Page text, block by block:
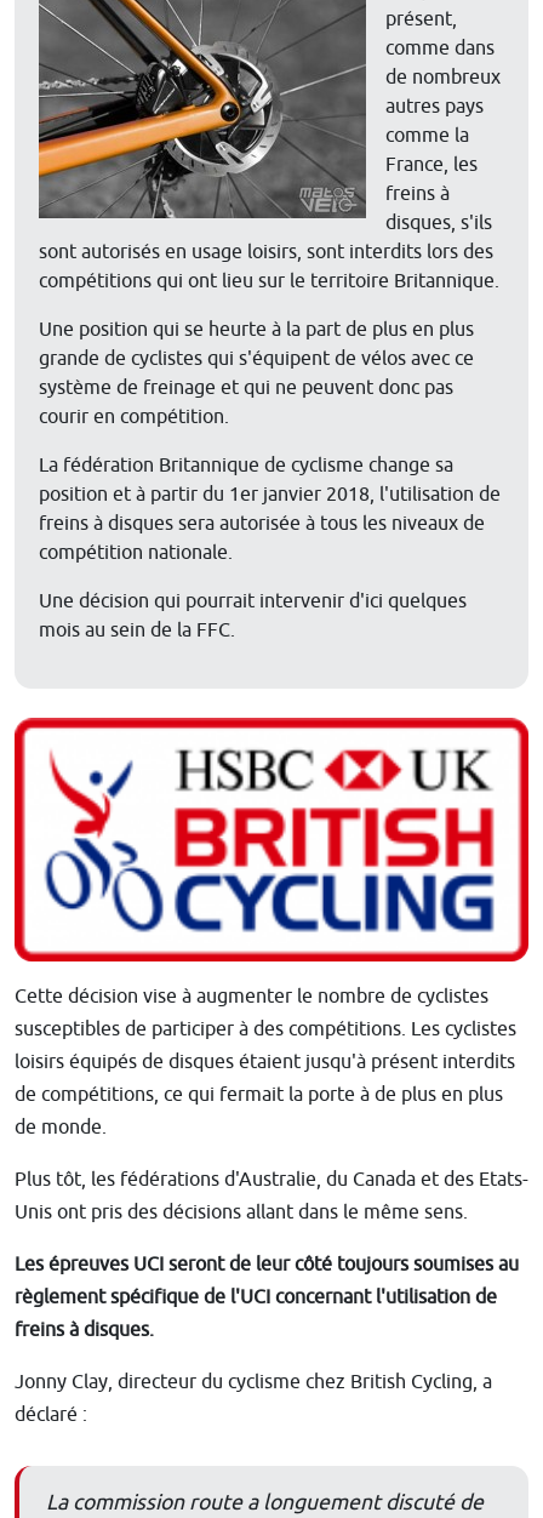
présent,
comme dans
de nombreux
autres pays
comme la
France, les
freins à
disques, s'ils
sont autorisés en usage loisirs, sont interdits lors des
compétitions qui ont lieu sur le territoire Britannique.
Une position qui se heurte à la part de plus en plus
grande de cyclistes qui s'équipent de vélos avec ce
système de freinage et qui ne peuvent donc pas
courir en compétition.
La fédération Britannique de cyclisme change sa
position et à partir du 1er janvier 2018, l'utilisation de
freins à disques sera autorisée à tous les niveaux de
compétition nationale.
Une décision qui pourrait intervenir d'ici quelques
mois au sein de la FFC.
Cette décision vise à augmenter le nombre de cyclistes
susceptibles de participer à des compétitions. Les cyclistes
loisirs équipés de disques étaient jusqu'à présent interdits
de compétitions, ce qui fermait la porte à de plus en plus
de monde.
Plus tôt, les fédérations d'Australie, du Canada et des Etats-
Unis ont pris des décisions allant dans le même sens.
Les épreuves UCI seront de leur côté toujours soumises au
règlement spécifique de l'UCI concernant l'utilisation de
freins à disques.
Jonny Clay, directeur du cyclisme chez British Cycling, a
déclaré :
La commission route a longuement discuté de